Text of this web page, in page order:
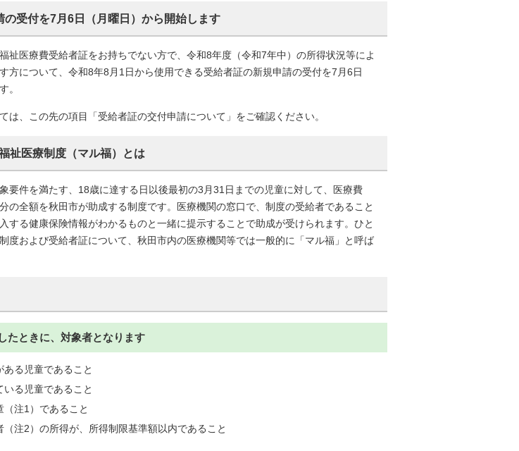
の受付を7月6日（月曜日）から開始します
祉医療費受給者証をお持ちでない方で、令和8年度（令和7年中）の所得状況等によ
方について、令和8年8月1日から使用できる受給者証の新規申請の受付を7月6日
。
は、この先の項目「受給者証の交付申請について」をご確認ください。
祉医療制度（マル福）とは
要件を満たす、18歳に達する日以後最初の3月31日までの児童に対して、医療費
の全額を秋田市が助成する制度です。医療機関の窓口で、制度の受給者であること
する健康保険情報がわかるものと一緒に提示することで助成が受けられます。ひと
度および受給者証について、秋田市内の医療機関等では一般的に「マル福」と呼ば
たときに、対象者となります
る児童であること
る児童であること
注1）であること
（注2）の所得が、所得制限基準額以内であること